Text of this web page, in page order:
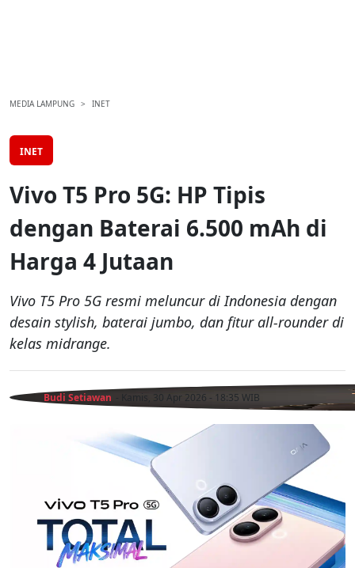
MEDIA LAMPUNG INET
INET
Vivo T5 Pro 5G: HP Tipis
dengan Baterai 6.500 mAh di
Harga 4 Jutaan
Vivo T5 Pro 5G resmi meluncur di Indonesia dengan
desain stylish, baterai jumbo, dan fitur all-rounder di
kelas midrange.
Budi Setiawan - Kamis, 30 Apr 2026 - 18:35 WIB